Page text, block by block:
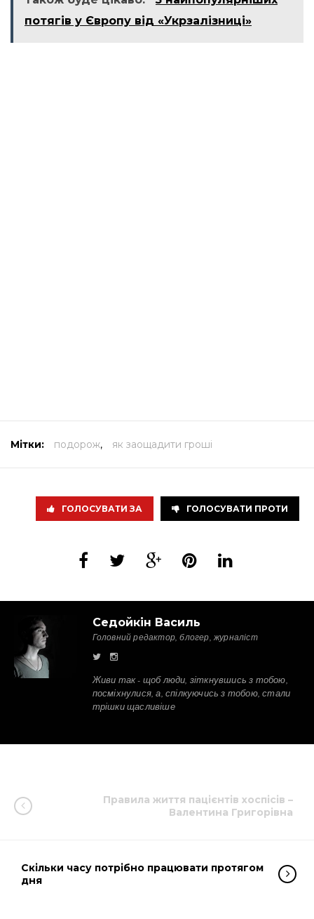
потягів у Європу від «Укрзалізниці»
Мітки: подорож, як заощадити гроші
ГОЛОСУВАТИ ЗА ГОЛОСУВАТИ ПРОТИ
Седойкін Василь
Головний редактор, блогер, журналіст
Живи так - щоб люди, зіткнувшись з тобою,
посміхнулися, а, спілкуючись з тобою, стали
трішки щасливіше
Правила життя пацієнтів хоспісів –
Валентина Григорівна
Скільки часу потрібно працювати протягом
дня